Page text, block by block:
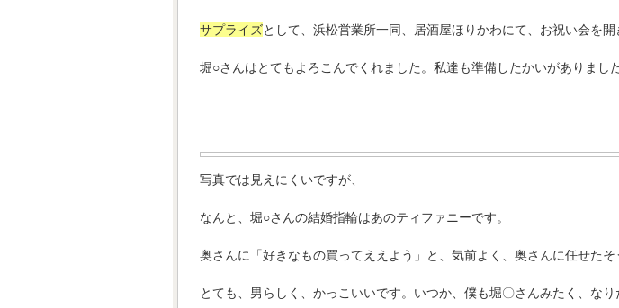
サプライズとして、浜松営業所一同、居酒屋ほりかわにて、お祝い会を開
堀○さんはとてもよろこんでくれました。私達も準備したかいがありました
写真では見えにくいですが、
なんと、堀○さんの結婚指輪はあのティファニーです。
奥さんに「好きなもの買ってええよう」と、気前よく、奥さんに任せたそ
とても、男らしく、かっこいいです。いつか、僕も堀〇さんみたく、なり